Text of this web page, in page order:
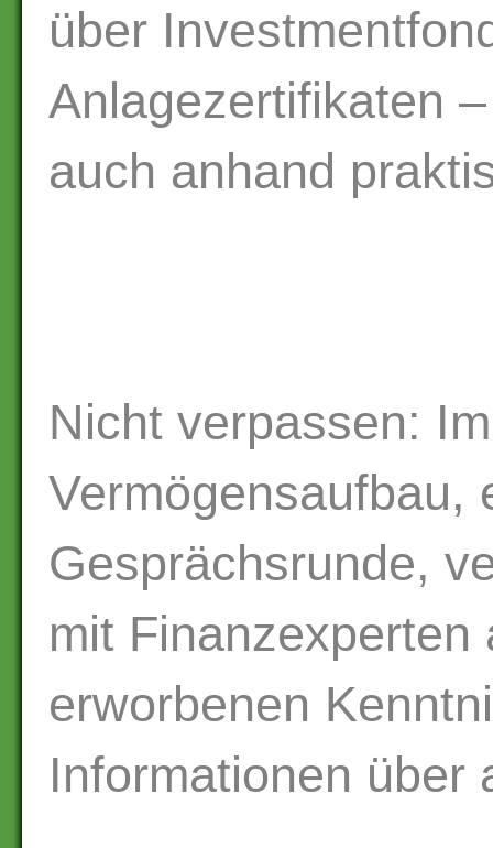
über
Anlagezertifikaten
auch anhand
Nicht verpassen:
Vermögensaufbau,
Gesprächsrunde,
mit Finanzexperten
erworbenen
Informationen über